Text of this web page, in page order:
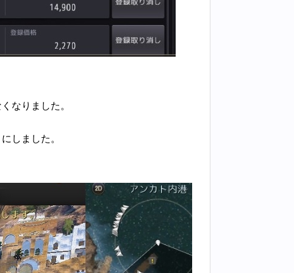
なりました。
しました。